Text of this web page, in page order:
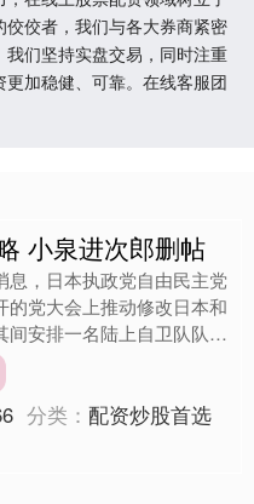
佼者，我们与各大券商紧密
们坚持实盘交易，同时注重
加稳健、可靠。在线客服团
小泉进次郎删帖
息，日本执政党自由民主党
的党大会上推动修改日本和
间安排一名陆上自卫队队员
在野党和媒体质疑和批
方面否认在野党....
分类：配资炒股首选